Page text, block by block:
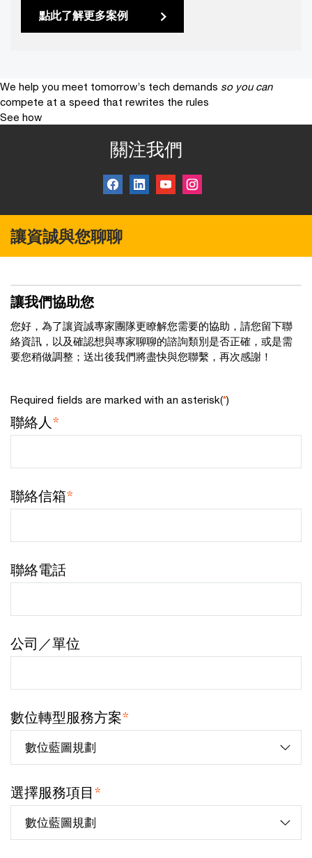
點此了解更多案例
We help you meet tomorrow’s tech demands so you can
compete at a speed that rewrites the rules
See how
關注我們
讓資誠與您聊聊
讓我們協助您
您好，為了讓資誠專家團隊更瞭解您需要的協助，請您留下聯
絡資訊，以及確認想與專家聊聊的諮詢類別是否正確，或是需
要您稍做調整；送出後我們將盡快與您聯繫，再次感謝！
Required fields are marked with an asterisk(*)
聯絡人*
聯絡信箱*
聯絡電話
公司／單位
數位轉型服務方案*
選擇服務項目*